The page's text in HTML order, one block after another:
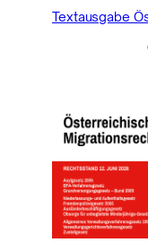
Textausgabe